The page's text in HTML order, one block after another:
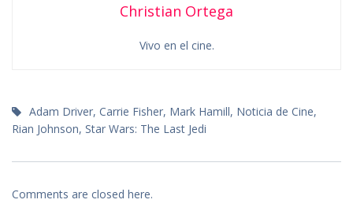
Christian Ortega
Vivo en el cine.
Adam Driver, Carrie Fisher, Mark Hamill, Noticia de Cine,
Rian Johnson, Star Wars: The Last Jedi
Comments are closed here.